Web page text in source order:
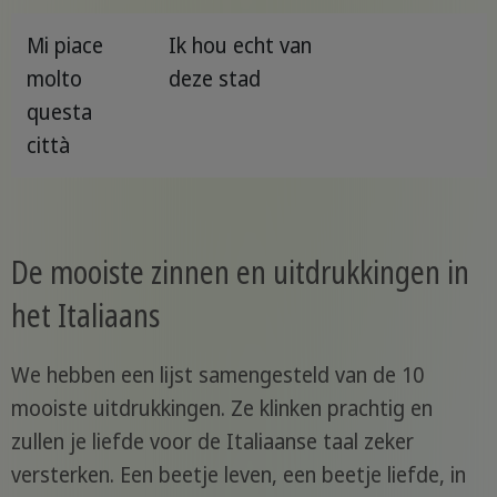
Mi piace
molto
questa
città
Ik hou echt van
deze stad
De mooiste zinnen en uitdrukkingen in
het Italiaans
We hebben een lijst samengesteld van de 10
mooiste uitdrukkingen. Ze klinken prachtig en
zullen je liefde voor de Italiaanse taal zeker
versterken. Een beetje leven, een beetje liefde, in